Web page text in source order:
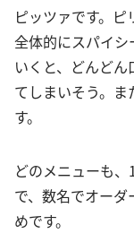
ピッツァです。
全体的にスパイシ
いくと、どんど
てしまいそう。
す。
どのメニューも
で、数名でオー
めです。